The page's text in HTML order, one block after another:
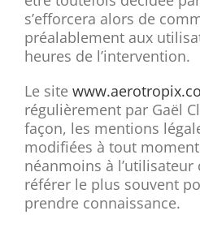
s’efforcera alors de
préalablement aux
heures de l’intervention.
Le site
régulièrement par Gaël
façon, les mentions
modifiées à tout
néanmoins à l’utilisateur
référer le plus souvent
prendre connaissance.